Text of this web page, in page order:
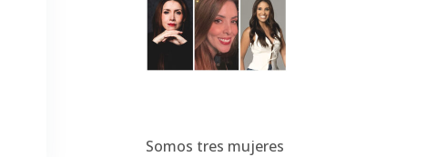
Somos tres mujeres